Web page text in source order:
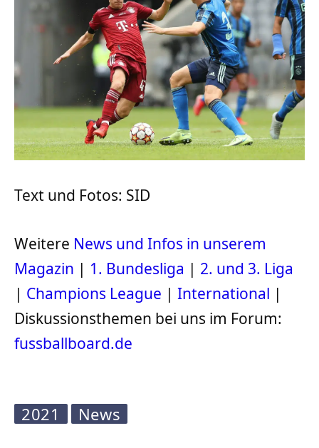
Text und Fotos: SID
Weitere News und Infos in unserem
Magazin | 1. Bundesliga | 2. und 3. Liga
| Champions League | International |
Diskussionsthemen bei uns im Forum:
fussballboard.de
2021 News